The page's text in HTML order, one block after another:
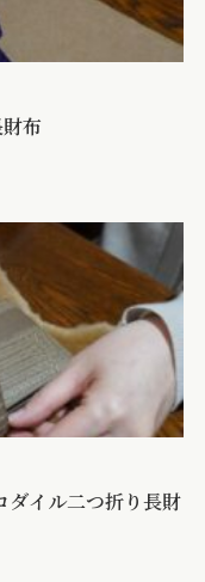
布
ダイル二つ折り長財